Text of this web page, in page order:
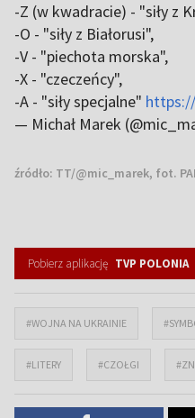
-Z (w kwadracie) - "siły z
-O - "siły z Białorusi",
-V - "piechota morska",
-X - "czeczeńcy",
-A - "siły specjalne"
— Michał Marek
źródło: TT/@mic_marek, fot.
Pobierz aplikację TVP POLONIA
#WOJNA NA UKRAINIE
#LITERY #CZOŁGI